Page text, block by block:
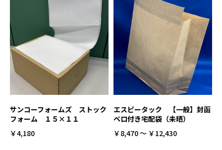
サンコーフォームズ ストック
フォーム １５×１１
￥4,180
エスピータック 【一般】封函
ベロ付き宅配袋（未晒）
￥8,470 ～ ￥12,430